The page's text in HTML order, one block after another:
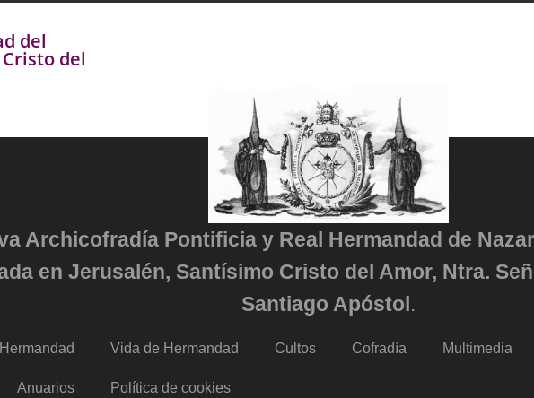
del
del
Archicofradía Pontificia y Real Hermandad de
en Jerusalén, Santísimo Cristo del Amor, Ntra.
Santiago Apóstol.
Hermandad Vida de Hermandad Cultos Cofradía Multimedia
Anuarios Política de cookies